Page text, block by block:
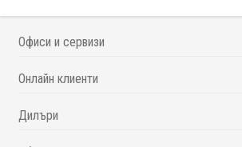
Офиси и сервизи
Онлайн клиенти
Дилъри